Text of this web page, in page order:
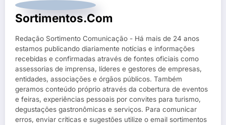
Sortimentos.com
Redação Sortimento Comunicação - Há mais de 24 anos
estamos publicando diariamente notícias e informações
recebidas e confirmadas através de fontes oficiais como
assessorias de imprensa, líderes e gestores de empresas,
entidades, associações e órgãos públicos. Também
geramos conteúdo próprio através da cobertura de eventos
e feiras, experiências pessoais por convites para turismo,
degustações gastronômicas e serviços. Para comunicar
erros, enviar críticas e sugestões utilize o email sortimentos